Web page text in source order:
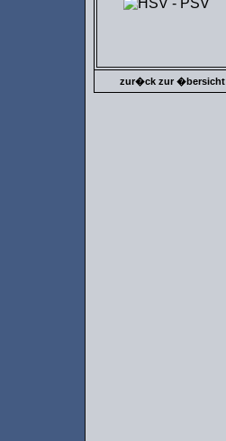
zur�ck zur �bersicht